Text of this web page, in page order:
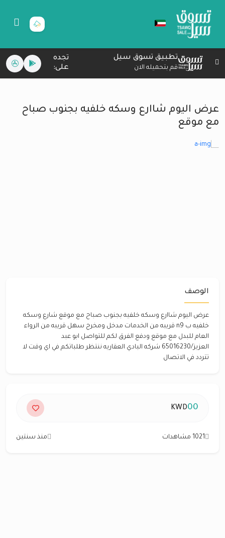
تطبيق تسوق سيل
قم بتحميله الان
تجده
على:
عرض اليوم شاارع وسكه خلفيه بجنوب صباح
مع موقع
الوصف
عرض اليوم شاارع وسكه خلفيه بجنوب صباح مع موقع شارع وسكه
خلفيه ب n9 قريبه من الخدمات مدخل ومخرج سهل قريبه من الرواء
العام للبدل مع موقع ودفع الفرق لكم للتواصل ابو عبد
العزيز/65016230 شركه البادي العقاريه ننتظر طلباتكم في اي وقت لا
تتردد في الاتصال
00
KWD
1021 مشاهدات منذ سنتين